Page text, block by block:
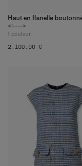
Haut en flanelle
<!---->
1 couleur
‌2,100.00 €